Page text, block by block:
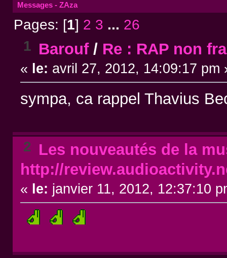
Messages - ZAza
Pages: [1] 2 3 ... 26
1 Barouf/ Re : RAP non
« le: avril 27, 2012, 14:09:17 pm
sympa, ca rappel Thavius
2 Les nouveautés de la
http://
« le: janvier 11, 2012, 12:37:10